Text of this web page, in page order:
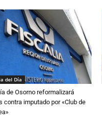
del Día
de Osorno reformalizará
contra imputado por «Club de